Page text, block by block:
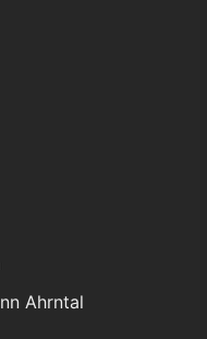
Ahrntal